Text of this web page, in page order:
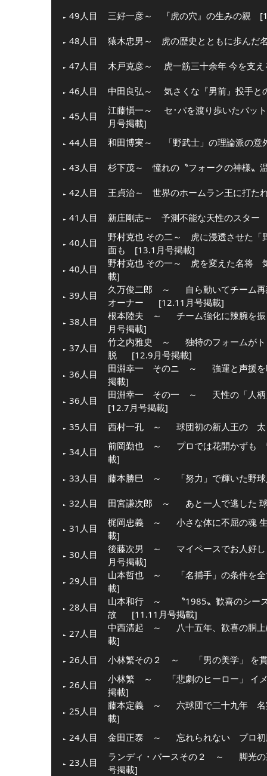
49人目 三好一彦～ 『虎の穴』の生みの親
48人目 猿木忠男～ 虎の歴史とともに歩んだ
47人目 木戸克彦～ 虎一筋三十余年 今を支
46人目 中田良弘～ 気さくな『男前』投手
45人目
江藤愼一～ セ･パを渡り歩いたバッ
月号掲載]
44人目
和田博実～ 「野武士」の理論派の
43人目 杉下茂～ 憧れの〝フォークの神様〟
42人目 王貞治～ 世界のホームラン王に打た
41人目 新庄剛志～ 予測不能な天性のスタ
40人目
野村克也 その二～ 虎に浸透させた
面も [13.1月号掲載]
40人目
野村克也 その一～ 虎を変えた名将
載]
39人目
久万俊二郎 ～
自ら動いてチーム
オーナー
[12.11月号掲載]
38人目
根本陸夫 ～
チーム強化に辣腕を
月号掲載]
37人目
竹之内雅史 ～
独特のフォームが
脱
[12.9月号掲載]
36人目
田淵幸一 そのニ ～
強運と声援
掲載]
36人目
田淵幸一 その一 ～
天性の「人
[12.7月号掲載]
35人目
西村一孔 ～ 球団初の新人王の 太
34人目 前岡勤也 ～
プロでは花開かずも
載]
33人目
藤本勝巳 ～ 「努力」で輝いた野
32人目 田宮謙次郎 ～ あと一人で逃した
31人目 梶岡忠義 ～
小さな体に不屈の魂
載]
30人目
後藤次男 ～
マイペースでお人好
月号掲載]
29人目
山本哲也 ～
「名捕手」の条件を
載]
28人目
山本和行 ～
〝1985〟歓喜のシ
故
[11.11月号掲載]
27人目
中西清起 ～
八十五年、歓喜の胴
載]
26人目
小林繁その２ ～ 「男の美学」 を
26人目 小林繁 ～
「悲劇のヒーロー」 イ
掲載]
25人目
藤本定義 ～
六球団で二十九年 名
載]
24人目
金田正泰 ～ 忘れられない プロ初
23人目 ランディ・バースその２ ～
脚光
号掲載]